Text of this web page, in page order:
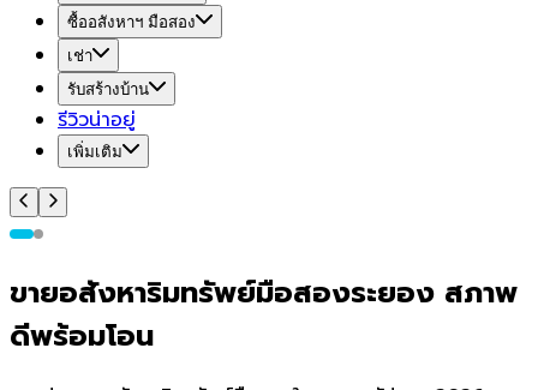
ซื้ออสังหาฯ มือสอง
เช่า
รับสร้างบ้าน
รีวิวน่าอยู่
เพิ่มเติม
ขายอสังหาริมทรัพย์มือสองระยอง สภาพ
ดีพร้อมโอน